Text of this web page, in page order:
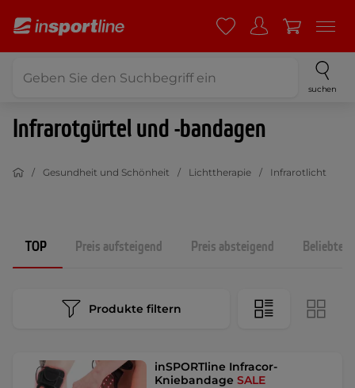
suchen
Infrarotgürtel und -bandagen
Gesundheit und Schönheit Lichttherapie Infrarotlicht
TOP Preis aufsteigend Preis absteigend
Produkte filtern
inSPORTline Infracor-
KniebandageSALE